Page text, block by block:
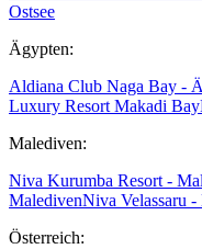
Ostsee
Ägypten:
Aldiana Club Naga Bay -
Luxury Resort Makadi Bay
Malediven:
Niva Kurumba Resort -
MaledivenNiva Velassaru
Österreich: